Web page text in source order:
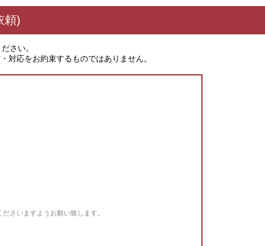
頼)
さい。
対応をお約束するものではありません。
さいますようお願い致します。